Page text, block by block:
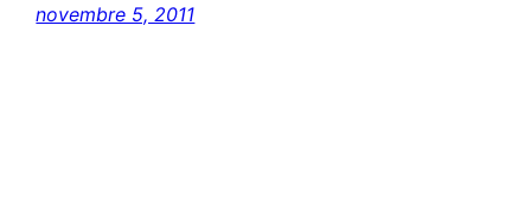
novembre 5, 2011